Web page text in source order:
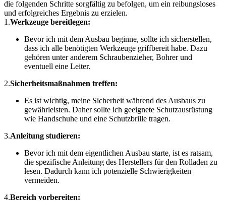
die folgenden Schritte sorgfältig zu befolgen, um ein reibungsloses
und erfolgreiches Ergebnis zu erzielen.
1.Werkzeuge bereitlegen:
Bevor ich mit dem Ausbau beginne, sollte ich sicherstellen,
dass ich alle benötigten Werkzeuge griffbereit habe. Dazu
gehören unter anderem Schraubenzieher, Bohrer und
eventuell eine Leiter.
2.Sicherheitsmaßnahmen treffen:
Es ist wichtig, meine Sicherheit während des Ausbaus zu
gewährleisten. Daher sollte ich geeignete Schutzausrüstung
wie Handschuhe und eine Schutzbrille tragen.
3.Anleitung studieren:
Bevor ich mit dem eigentlichen Ausbau starte, ist es ratsam,
die spezifische Anleitung des Herstellers für den Rolladen zu
lesen. Dadurch kann ich potenzielle Schwierigkeiten
vermeiden.
4.Bereich vorbereiten: